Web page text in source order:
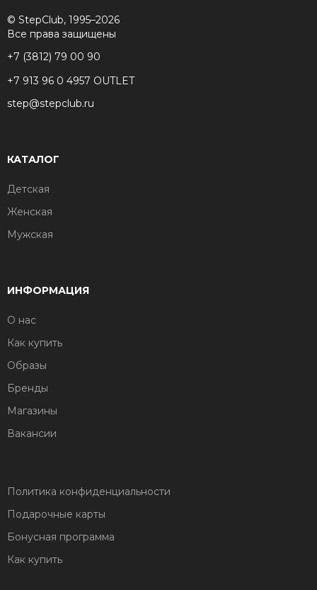
© StepClub, 1995–2026
Все права защищены
+7 (3812) 79 00 90
+7 913 96 0 4957 OUTLET
step@stepclub.ru
КАТАЛОГ
Детская
Женская
Мужская
ИНФОРМАЦИЯ
О нас
Как купить
Образы
Бренды
Магазины
Вакансии
Политика конфиденциальности
Подарочные карты
Бонусная программа
Как купить